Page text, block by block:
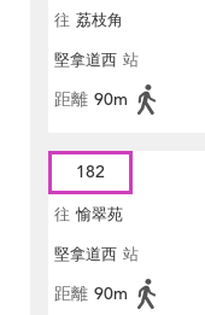
往 荔枝角
堅拿道西 站
距離 90m
182
往 愉翠苑
堅拿道西 站
距離 90m